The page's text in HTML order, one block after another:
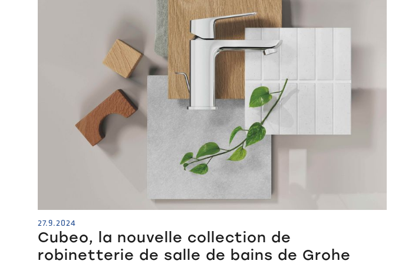
27.9.2024
Cubeo, la nouvelle collection de
robinetterie de salle de bains de Grohe